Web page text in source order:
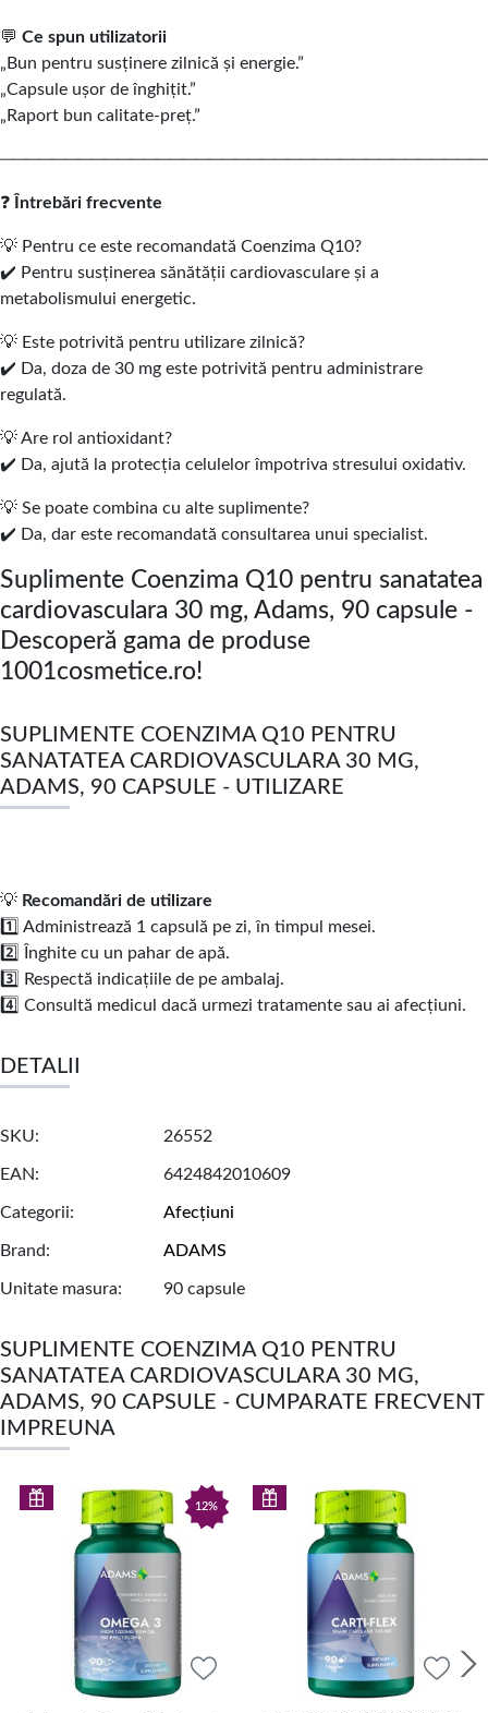
💬 Ce spun utilizatorii
„Bun pentru susținere zilnică și energie.”
„Capsule ușor de înghițit.”
„Raport bun calitate-preț.”
❓ Întrebări frecvente
💡 Pentru ce este recomandată Coenzima Q10?
✔️ Pentru susținerea sănătății cardiovasculare și a
metabolismului energetic.
💡 Este potrivită pentru utilizare zilnică?
✔️ Da, doza de 30 mg este potrivită pentru administrare
regulată.
💡 Are rol antioxidant?
✔️ Da, ajută la protecția celulelor împotriva stresului oxidativ.
💡 Se poate combina cu alte suplimente?
✔️ Da, dar este recomandată consultarea unui specialist.
Suplimente Coenzima Q10 pentru sanatatea
cardiovasculara 30 mg, Adams, 90 capsule -
Descoperă gama de produse
1001cosmetice.ro!
SUPLIMENTE COENZIMA Q10 PENTRU
SANATATEA CARDIOVASCULARA 30 MG,
ADAMS, 90 CAPSULE - UTILIZARE
💡 Recomandări de utilizare
1️⃣ Administrează 1 capsulă pe zi, în timpul mesei.
2️⃣ Înghite cu un pahar de apă.
3️⃣ Respectă indicațiile de pe ambalaj.
4️⃣ Consultă medicul dacă urmezi tratamente sau ai afecțiuni.
DETALII
SKU 26552
EAN 6424842010609
Categorii Afecțiuni
Brand ADAMS
Unitate masura 90 capsule
SUPLIMENTE COENZIMA Q10 PENTRU
SANATATEA CARDIOVASCULARA 30 MG,
ADAMS, 90 CAPSULE - CUMPARATE FRECVENT
IMPREUNA
12%